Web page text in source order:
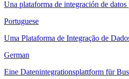
Una plataforma de integración de datos
Portuguese
Uma Plataforma de Integração de
German
Eine Datenintegrationsplattform für